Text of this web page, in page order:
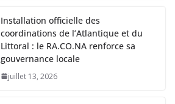
Installation officielle des
coordinations de l’Atlantique et du
Littoral : le RA.CO.NA renforce sa
gouvernance locale
juillet 13, 2026